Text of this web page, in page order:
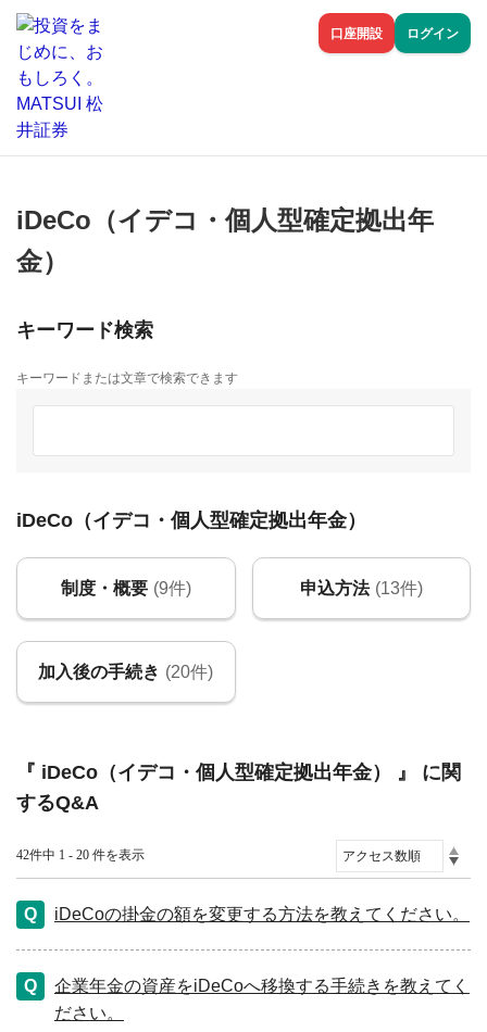
口座開設 ログイン
iDeCo（イデコ・個人型確定拠出年
金）
キーワード検索
キーワードまたは文章で検索できます
iDeCo（イデコ・個人型確定拠出年金）
制度・概要 (9件) 申込方法 (13件)
加入後の手続き (20件)
『 iDeCo（イデコ・個人型確定拠出年金） 』 に関
するQ&A
42件中 1 - 20 件を表示
iDeCoの掛金の額を変更する方法を教えてください。
企業年金の資産をiDeCoへ移換する手続きを教えてく
ださい。